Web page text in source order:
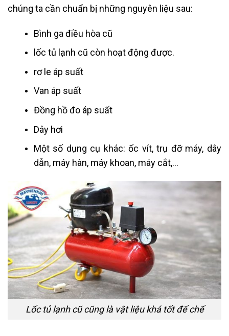
chúng ta cần chuẩn bị những nguyên liệu sau:
Bình ga điều hòa cũ
lốc tủ lạnh cũ còn hoạt động được.
rơ le áp suất
Van áp suất
Đồng hồ đo áp suất
Dây hơi
Một số dụng cụ khác: ốc vít, trụ đỡ máy, dây
dẫn, máy hàn, máy khoan, máy cắt,…
Lốc tủ lạnh cũ cũng là vật liệu khá tốt để chế